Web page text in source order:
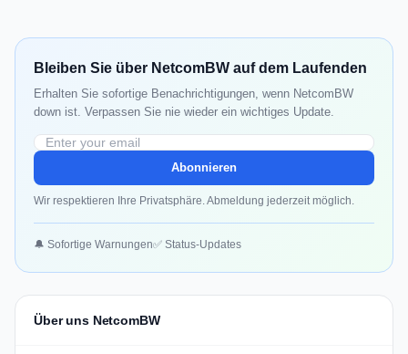
Bleiben Sie über NetcomBW auf dem Laufenden
Erhalten Sie sofortige Benachrichtigungen, wenn NetcomBW
down ist. Verpassen Sie nie wieder ein wichtiges Update.
Abonnieren
Wir respektieren Ihre Privatsphäre. Abmeldung jederzeit möglich.
🔔 Sofortige Warnungen✅ Status-Updates
Über uns NetcomBW